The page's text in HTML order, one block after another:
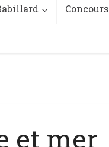
Concours
et mer